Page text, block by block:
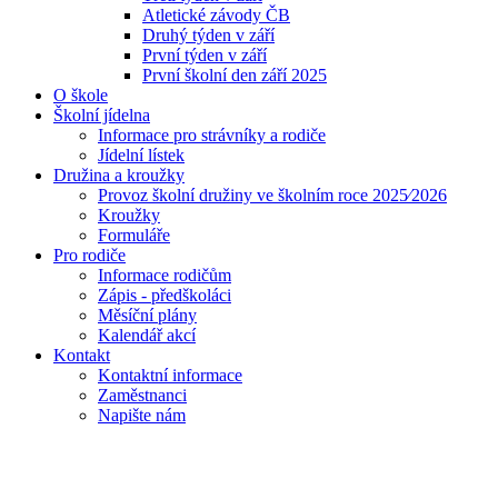
Atletické závody ČB
Druhý týden v září
První týden v září
První školní den září 2025
O škole
Školní jídelna
Informace pro strávníky a rodiče
Jídelní lístek
Družina a kroužky
Provoz školní družiny ve školním roce 2025⁄2026
Kroužky
Formuláře
Pro rodiče
Informace rodičům
Zápis - předškoláci
Měsíční plány
Kalendář akcí
Kontakt
Kontaktní informace
Zaměstnanci
Napište nám